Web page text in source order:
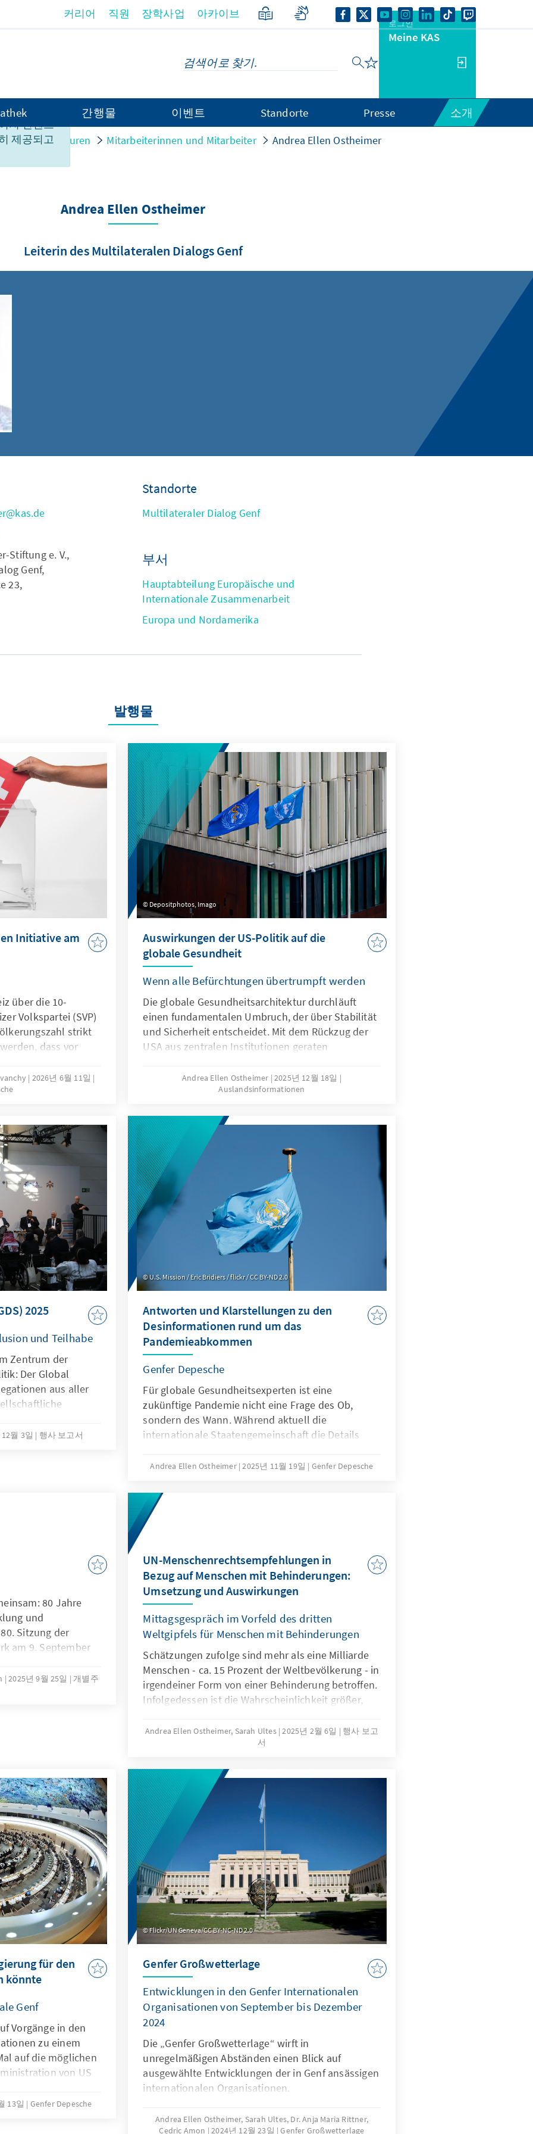
지 컨텐츠
제공되고
커리어 직원 장학사업 아카이브
로그인
Meine KAS
간행물 이벤트 Standorte Presse 소개
und Strukturen Mitarbeiterinnen und Mitarbeiter Andrea Ellen Ostheimer
Andrea Ellen Ostheimer
Leiterin des Multilateralen Dialogs Genf
Stiftung e. V.,
Genf,
23,
Standorte
Multilateraler Dialog Genf
부서
Hauptabteilung Europäische und
Internationale Zusammenarbeit
Europa und Nordamerika
발행물
Initiative am
über die 10-
Volkspartei (SVP)
strikt
dass vor
Menschen in
für
überschritten
Schwelle im
der
im Jahr 2002 ist
rund 1,7 Millionen
vor allem
Diese
bremsen.
2026년 6월 11일
Depositphotos, Imago
Auswirkungen der US-Politik auf die
globale Gesundheit
Wenn alle Befürchtungen übertrumpft werden
Die globale Gesundheitsarchitektur durchläuft
einen fundamentalen Umbruch, der über Stabilität
und Sicherheit entscheidet. Mit dem Rückzug der
USA aus zentralen Institutionen geraten
andere Staaten müssen nach vorn treten. Welche
Zukunft hat die weltweite Gesundheitspolitik,
Könnte gerade jetzt ein Neustart der
internationalen Gesundheitsarchitektur gelingen?
Andrea Ellen Ostheimer 2025년 12월 18일
Auslandsinformationen
2025
und Teilhabe
Zentrum der
Der Global
aus aller
mit
월 3일 행사 보고서
U.S. Mission / Eric Bridiers / flickr / CC BY-ND 2.0
Antworten und Klarstellungen zu den
Desinformationen rund um das
Pandemieabkommen
Genfer Depesche
Für globale Gesundheitsexperten ist eine
zukünftige Pandemie nicht eine Frage des Ob,
sondern des Wann. Während aktuell die
internationale Staatengemeinschaft die Details
verabschiedeten Pandemieabkommens
Desinformationen zur WHO und zum
Pandemieabkommen im Netz zu. Die aktuelle
Genfer Depesche bietet Antworten und
das Pandemieabkommen.
Andrea Ellen Ostheimer 2025년 11월 19일 Genfer Depesche
80 Jahre
und
Sitzung der
am 9. September
hat der
Adenauer-
2025년 9월 25일
개별주
UN-Menschenrechtsempfehlungen in
Bezug auf Menschen mit Behinderungen:
Umsetzung und Auswirkungen
Mittagsgespräch im Vorfeld des dritten
Weltgipfels für Menschen mit Behinderungen
Schätzungen zufolge sind mehr als eine Milliarde
Menschen - ca. 15 Prozent der Weltbevölkerung - in
irgendeiner Form von einer Behinderung betroffen.
Infolgedessen ist die Wahrscheinlichkeit größer,
grundlegenden Menschenrechte auf Hindernisse
stoßen. Diese Herausforderungen betreffen die
wie den Zugang zu Bildung,
Beschäftigungsmöglichkeiten und soziale
Eingliederung aufgrund unzureichender
Zugangswege, sowie die bürgerlichen und
politischen Rechte, einschließlich begrenzter
politischer Vertretung, Hindernisse bei der
Ausübung des Wahlrechts und oder ein
eingeschränkter Zugang zu Information und
Kommunikation. Darüber hinaus leben 80% der
Menschen mit Behinderungen im Globalen Süden,
wo der Zugang zum und die uneingeschränkte
Teilhabe am sozialen und öffentlichen Leben für
Andrea Ellen Ostheimer, Sarah Ultes 2025년 2월 6일
행사 보고
서
für den
könnte
Genf
Vorgänge in den
zu einem
auf die möglichen
von US
13일 Genfer Depesche
Flickr/UN Geneva/CC BY-NC-ND 2.0
Genfer Großwetterlage
Entwicklungen in den Genfer Internationalen
Organisationen von September bis Dezember
2024
Die „Genfer Großwetterlage“ wirft in
unregelmäßigen Abständen einen Blick auf
ausgewählte Entwicklungen der in Genf ansässigen
internationalen Organisationen.
Andrea Ellen Ostheimer, Sarah Ultes, Dr. Anja Maria Rittner,
Cedric Amon
2024년 12월 23일 Genfer Großwetterlage